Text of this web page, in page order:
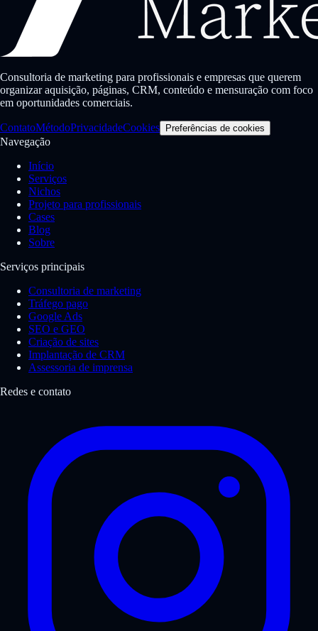
Consultoria de marketing para profissionais e empresas que querem
organizar aquisição, páginas, CRM, conteúdo e mensuração com foco
em oportunidades comerciais.
ContatoMétodoPrivacidadeCookies Preferências de cookies
Navegação
Início
Serviços
Nichos
Projeto para profissionais
Cases
Blog
Sobre
Serviços principais
Consultoria de marketing
Tráfego pago
Google Ads
SEO e GEO
Criação de sites
Implantação de CRM
Assessoria de imprensa
Redes e contato